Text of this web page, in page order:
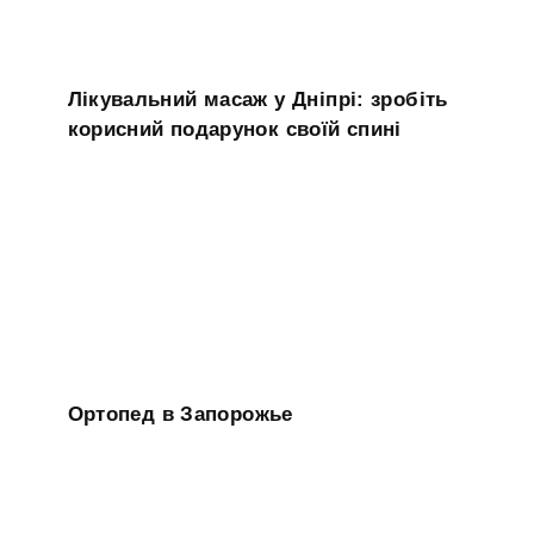
Лікувальний масаж у Дніпрі: зробіть
корисний подарунок своїй спині
Ортопед в Запорожье